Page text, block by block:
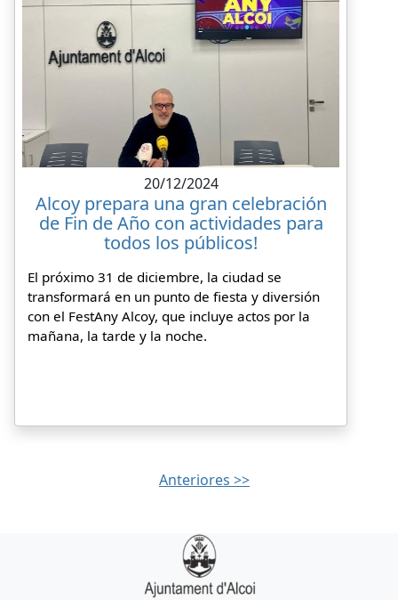
20/12/2024
Alcoy prepara una gran celebración
de Fin de Año con actividades para
todos los públicos!
El próximo 31 de diciembre, la ciudad se
transformará en un punto de fiesta y diversión
con el FestAny Alcoy, que incluye actos por la
mañana, la tarde y la noche.
Anteriores >>